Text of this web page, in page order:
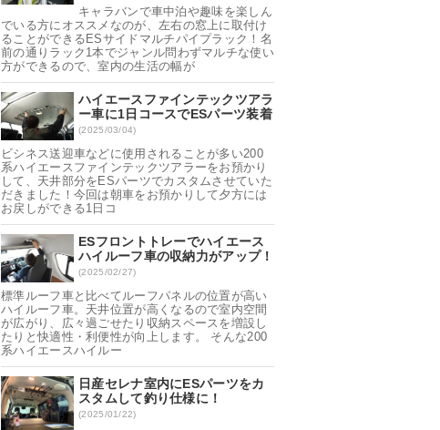
キャラバンで車中泊や趣味を楽しん
でいる方にオススメなのが、左右の窓上に取付け
ることができるESサイドマルチパイプラック！名
前の通りラック1本でジャンル問わずマルチな使い
方ができるので、室内の生活の幅が
ハイエースファインテックツアラ
ー車に1日コースでESパーツ装着
(2025/03/04)
ビシネス送迎車などに使用されることが多い200
系ハイエースファインテックツアラーをお預かり
して、天井部分をESパーツでカスタムさせていた
だきました！今回は朝車をお預かりして夕方には
お戻しができる1日コ
ESフロントトレーでハイエース
ハイルーフ車の収納力がアップ！
(2025/02/27)
標準ルーフ車と比べてルーフパネルの位置が高い
ハイルーフ車。天井位置が高くなるので室内空間
が広がり、広々過ごせたり収納スペースを増設し
たりと快適性・利便性が向上します。 そんな200
系ハイエースハイルー
日産セレナ室内にESパーツをカ
スタムして釣り仕様に！
(2025/01/22)